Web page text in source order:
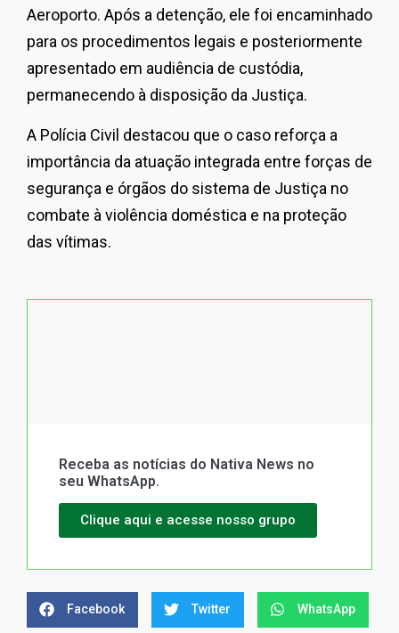
Aeroporto. Após a detenção, ele foi encaminhado
para os procedimentos legais e posteriormente
apresentado em audiência de custódia,
permanecendo à disposição da Justiça.
A Polícia Civil destacou que o caso reforça a
importância da atuação integrada entre forças de
segurança e órgãos do sistema de Justiça no
combate à violência doméstica e na proteção
das vítimas.
Receba as notícias do Nativa News no
seu WhatsApp.
Clique aqui e acesse nosso grupo
Facebook Twitter WhatsApp